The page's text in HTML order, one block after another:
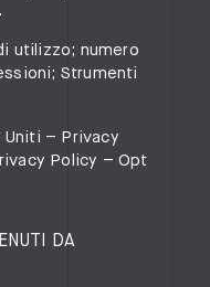
.
utilizzo; numero
Strumenti
Uniti – Privacy
Policy –Opt
DA